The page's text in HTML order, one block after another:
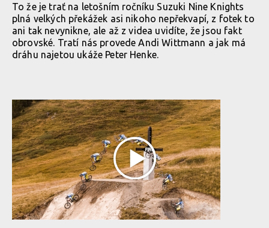
To že je trať na letošním ročníku Suzuki Nine Knights
plná velkých překážek asi nikoho nepřekvapí, z fotek to
ani tak nevynikne, ale až z videa uvidíte, že jsou fakt
obrovské. Tratí nás provede Andi Wittmann a jak má
dráhu najetou ukáže Peter Henke.